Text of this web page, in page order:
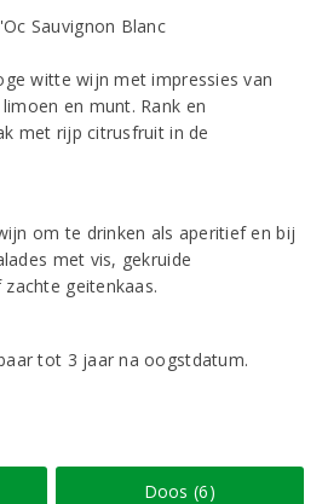
witte wijn met impressies van
en munt. Rank en
met rijp citrusfruit in de
om te drinken als aperitief en bij
met vis, gekruide
geitenkaas.
tot 3 jaar na oogstdatum.
Doos (6)